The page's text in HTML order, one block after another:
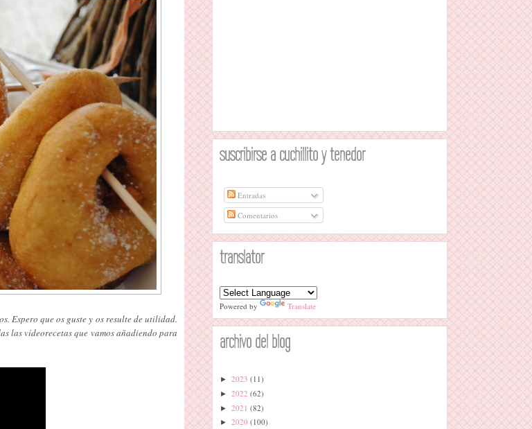
Espero que os guste y os resulte de utilidad.
las vídeorecetas que vamos añadiendo para
suscribirse a cuchillito y tenedor
Entradas
Comentarios
translator
Powered by Translate
archivo del blog
► 2023 (11)
► 2022 (62)
► 2021 (82)
► 2020 (100)